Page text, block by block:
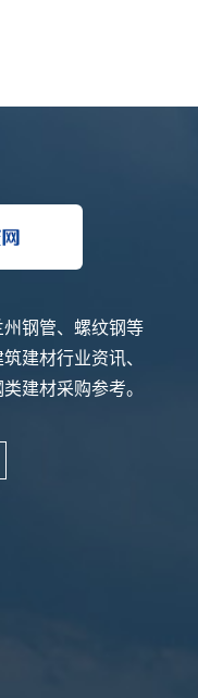
钢管、螺纹钢等
建材行业资讯、
建材采购参考。